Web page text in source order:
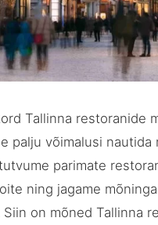
Tallinna restoranide
palju võimalusi
parimate
ning jagame
on mõned Tallinna